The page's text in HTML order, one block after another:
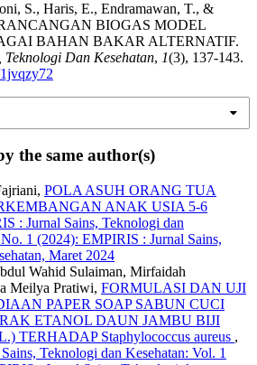
S., Haris, E., Endramawan, T., &
BIOGAS MODEL
BAHAN BAKAR ALTERNATIF.
Dan Kesehatan, 1(3), 137-143.
the same author(s)
POLA ASUH ORANG TUA
ANAK USIA 5-6
: Jurnal Sains, Teknologi dan
1 (2024): EMPIRIS : Jurnal Sains,
Maret 2024
Wahid Sulaiman, Mirfaidah
Meilya Pratiwi, FORMULASI DAN UJI
PAPER SOAP SABUN CUCI
ETANOL DAUN JAMBU BIJI
TERHADAP Staphylococcus aureus ,
Teknologi dan Kesehatan: Vol. 1